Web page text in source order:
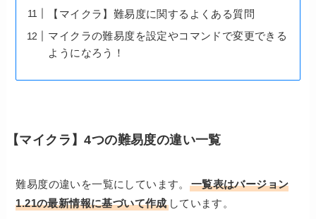
【マイクラ】難易度に関するよくある質問
マイクラの難易度を設定やコマンドで変更できる
ようになろう！
【マイクラ】4つの難易度の違い一覧
難易度の違いを一覧にしています。
一覧表はバージョン
1.21の最新情報に基づいて作成しています。